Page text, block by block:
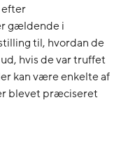
efter
gældende i
til, hvordan de
hvis de var truffet
kan være enkelte af
blevet præciseret